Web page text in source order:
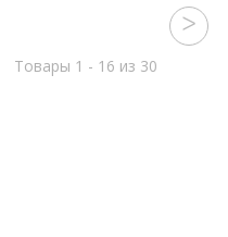
Товары 1 - 16 из 30